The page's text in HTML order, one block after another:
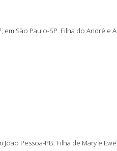
em São Paulo-SP. Filha do André e
João Pessoa-PB. Filha de Mary e